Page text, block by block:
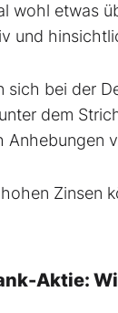
wohl etwas
und
sich bei der
dem
Anhebungen
Zinsen
Aktie: